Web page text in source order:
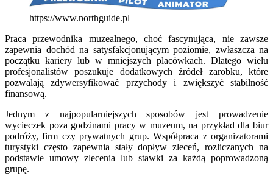
https://www.northguide.pl
Praca przewodnika muzealnego, choć fascynująca, nie zawsze
zapewnia dochód na satysfakcjonującym poziomie, zwłaszcza na
początku kariery lub w mniejszych placówkach. Dlatego wielu
profesjonalistów poszukuje dodatkowych źródeł zarobku, które
pozwalają zdywersyfikować przychody i zwiększyć stabilność
finansową.
Jednym z najpopularniejszych sposobów jest prowadzenie
wycieczek poza godzinami pracy w muzeum, na przykład dla biur
podróży, firm czy prywatnych grup. Współpraca z organizatorami
turystyki często zapewnia stały dopływ zleceń, rozliczanych na
podstawie umowy zlecenia lub stawki za każdą poprowadzoną
grupę.